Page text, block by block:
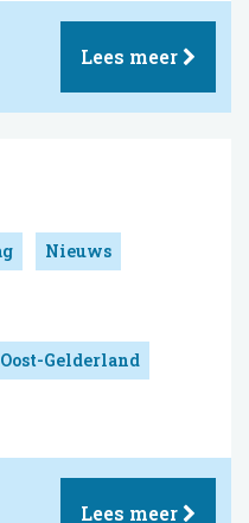
Lees meer
Nieuws
Gelderland
Lees meer